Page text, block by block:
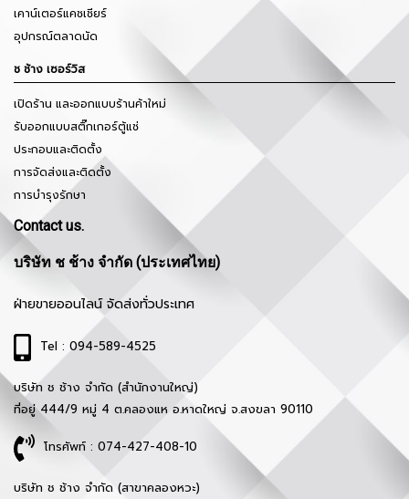
เคาน์เตอร์แคชเชียร์
อุปกรณ์ตลาดนัด
ช ช้าง เซอร์วิส
เปิดร้าน และออกแบบร้านค้าใหม่
รับออกแบบสติ๊กเกอร์ตู้แช่
ประกอบและติดตั้ง
การจัดส่งและติดตั้ง
การบำรุงรักษา
Contact us.
บริษัท ช ช้าง จำกัด (ประเทศไทย)
ฝ่ายขายออนไลน์ จัดส่งทั่วประเทศ
Tel : 094-589-4525
บริษัท ช ช้าง จำกัด (สำนักงานใหญ่)
ที่อยู่ 444/9 หมู่ 4 ต.คลองแห อ.หาดใหญ่ จ.สงขลา 90110
โทรศัพท์ : 074-427-408-10
บริษัท ช ช้าง จำกัด (สาขาคลองหวะ)